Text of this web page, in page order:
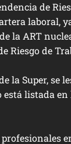
de
laboral,
la ART
Riesgo de
la Super, se
está listada en